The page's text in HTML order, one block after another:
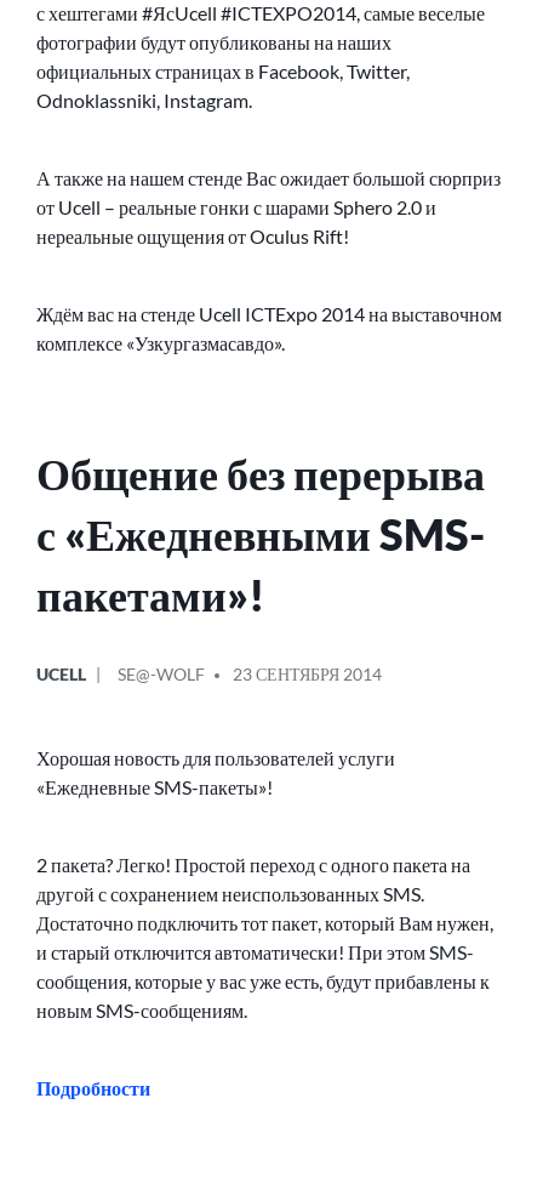
с хештегами #ЯсUcell #ICTEXPO2014, самые веселые
фотографии будут опубликованы на наших
официальных страницах в Facebook, Twitter,
Odnoklassniki, Instagram.
А также на нашем стенде Вас ожидает большой сюрприз
от Ucell – реальные гонки с шарами Sphero 2.0 и
нереальные ощущения от Oculus Rift!
Ждём вас на стенде Ucell ICTExpo 2014 на выставочном
комплексе «Узкургазмасавдо».
Общение без перерыва
с «Ежедневными SMS-
пакетами»!
В
UCELL
ОТ
SE@-WOLF 23 СЕНТЯБРЯ 2014
Хорошая новость для пользователей услуги
«Ежедневные SMS-пакеты»!
2 пакета? Легко! Простой переход с одного пакета на
другой с сохранением неиспользованных SMS.
Достаточно подключить тот пакет, который Вам нужен,
и старый отключится автоматически! При этом SMS-
сообщения, которые у вас уже есть, будут прибавлены к
новым SMS-сообщениям.
Подробности